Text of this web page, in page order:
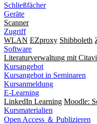
Schließfächer
Geräte
Scanner
Zugriff
WLAN EZproxy Shibboleth
Software
Literaturverwaltung mit Citavi
Kursangebot
Kursangebot in Seminaren
Kursanmeldung
E-Learning
LinkedIn Learning Moodle:
Kursmaterialien
Open Access ＆ Publizieren